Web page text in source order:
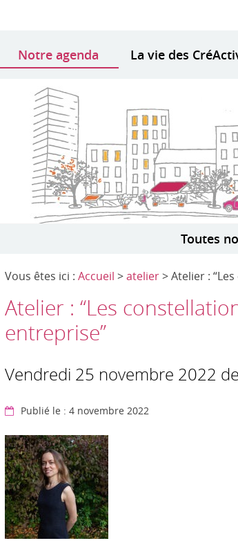
Notre agenda La vie des
Toutes
Vous êtes ici : Accueil >atelier> Atelier :
Atelier : “Les
entreprise”
Vendredi 25 novembre 2022
Publié le : 4 novembre 2022